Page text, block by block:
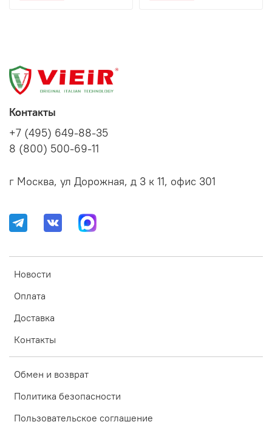
Новости
Оплата
Доставка
Контакты
Обмен и возврат
Политика безопасности
Пользовательское соглашение
Контакты
+7 (495) 649-88-35
8 (800) 500-69-11
г Москва, ул Дорожная, д 3 к 11, офис 301